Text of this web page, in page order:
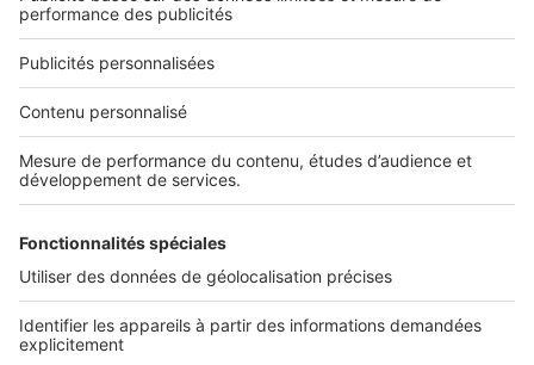
Services pro
Accès client
Informations légales